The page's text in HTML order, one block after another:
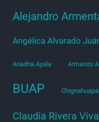
Alejandro
Angélica Alvarado
Ariadna Ayala Armando
BUAP
Claudia Rivera